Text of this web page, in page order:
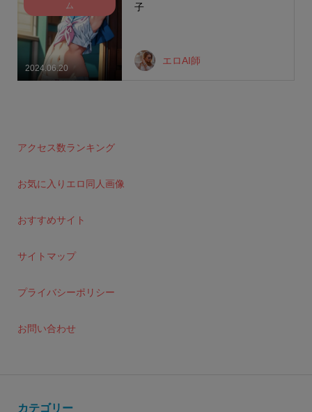
2024.06.20
ム
子
エロAI師
アクセス数ランキング
お気に入りエロ同人画像
おすすめサイト
サイトマップ
プライバシーポリシー
お問い合わせ
カテゴリー